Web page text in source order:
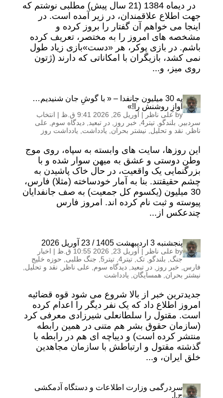
در دیماه 1384 (21 سال پیش) مطلبی نوشتم که
جهت اطلاع علاقمندان، در زیر آمده است. در
اینجا می خواهم آن گفتار را بروز کرده و
مشخصه های امروز را به مختصر، تعریف کرده
باشم. در بازی پوکر، هر «دست»بازی زیاد طول
نمی کشد، بازیگران با امکاناتی که دارند (ژتون
روی میز، و...
به 30 میلیون جانفدا – « با گوشِ جان شنیدیم…
آوازِ روشنش را!»
by علی ناظر | آوریل 26, 2026 9:41 ق.ظ | انتخاب
سردبیر
بلندگو تیتر4 , خبر روز در تبعید دیدگاه سوم
علی
ناظر
نقد و تحلیل نیشتر بحران یادداشت یادداشت روز
این روزها، سایت های وابسته به سپاه، روی موج
وطن دوستی و عشق به میهن سوار شده و با
بزرگنمایی یک واقعیت، در حال خاک پاشیدن به
چشم حقیقتند. بنا به آمار خودساخته (مثلا) فارس،
30 میلیون (یکسوم کل جمعیت) به صف جانفدایان
پیوسته و ثبت نام کرده اند. امروز فارس
چندعکس از...
پنجشنبه 3 اردیبهشت 1405 / 23 آوریل 2026
by علی ناظر | آوریل 23, 2026 10:55 ق.ظ | اخبار
جنگ
بلندگو تک تیتر4 , تیتر5 جنگ طلبی
حوزه خلیج
فارس
خبر روز در تبعید دیدگاه سوم علی ناظر نقد و تحلیل
نیشتر بحران همسایگان یادداشت
جدیدترین خبر از بالا شروع می شود قوه قضائیه
امروز اطلاع داد که یک نفر دیگر را اعدام کرده
است. مقتول را سلطانعلی شیرزادی معرفی کرد
(سازمان حقوق بشر هم متنی در همین رابطه
منتشر کرده است) و دیباچه ای هم در رابطه با
گذشته مقتول و ارتباطش با سازمان مجاهدین
خلق ایران، و...
سردرگمی وزارت اطلاعات و دستگاه آدمکشی
ج.ا.